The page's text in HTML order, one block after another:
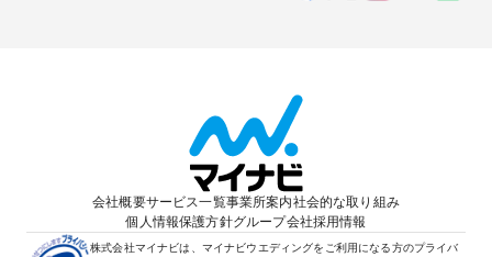
会社概要サービス一覧事業所案内社会的な取り組み
個人情報保護方針グループ会社採用情報
株式会社マイナビは、マイナビウエディングをご利用になる方のプライバ